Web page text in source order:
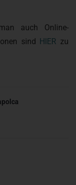
auch Online-
sind
HIER zu